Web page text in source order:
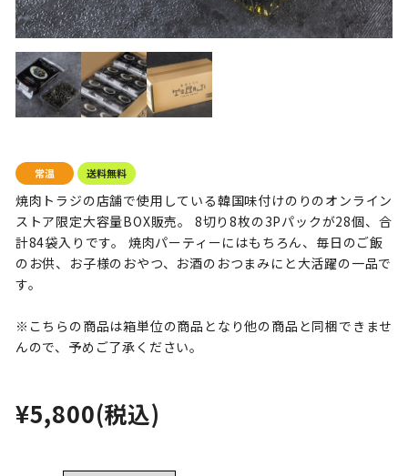
焼肉トラジの店舗で使用している韓国味付けのりのオンライン
ストア限定大容量BOX販売。 8切り8枚の3Pパックが28個、合
計84袋入りです。 焼肉パーティーにはもちろん、毎日のご飯
のお供、お子様のおやつ、お酒のおつまみにと大活躍の一品で
す。
※こちらの商品は箱単位の商品となり他の商品と同梱できませ
んので、予めご了承ください。
¥5,800(税込)